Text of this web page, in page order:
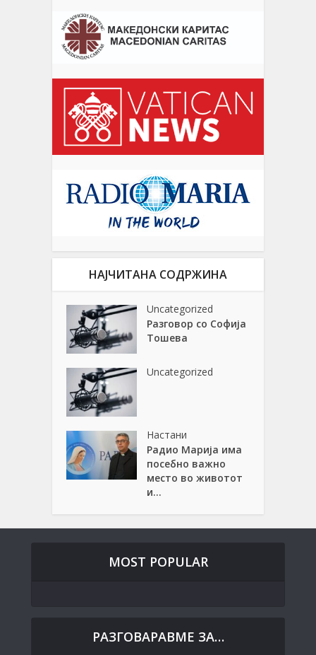
НАЈЧИТАНА СОДРЖИНА
Uncategorized
Разговор со Софија
Тошева
Uncategorized
Настани
Радио Марија има
посебно важно
место во животот
и...
MOST POPULAR
РАЗГОВАРАВМЕ ЗА…